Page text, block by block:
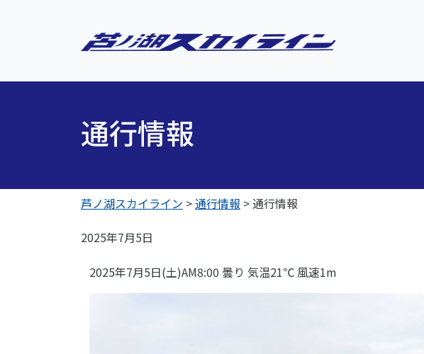
通行情報
芦ノ湖スカイライン >通行情報 >通行情報
2025年7月5日
2025年7月5日(土)AM8:00 曇り 気温21℃ 風速1m